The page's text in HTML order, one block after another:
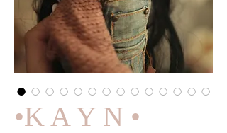
•K A Y N •